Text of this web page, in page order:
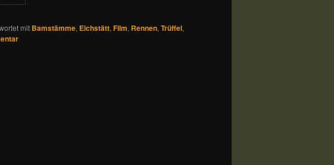
mit Bamstämme, Eichstätt, Film, Rennen, Trüffel,